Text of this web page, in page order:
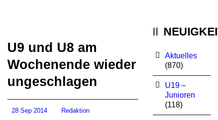
U9 und U8 am
Wochenende wieder
ungeschlagen
28 Sep 2014
Redaktion
Aktuelles
(870)
U19 –
Junioren
(118)